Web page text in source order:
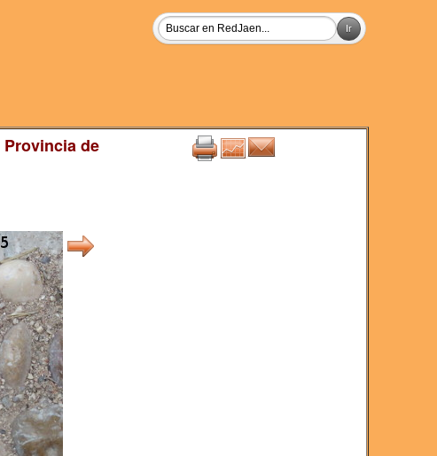
Provincia de